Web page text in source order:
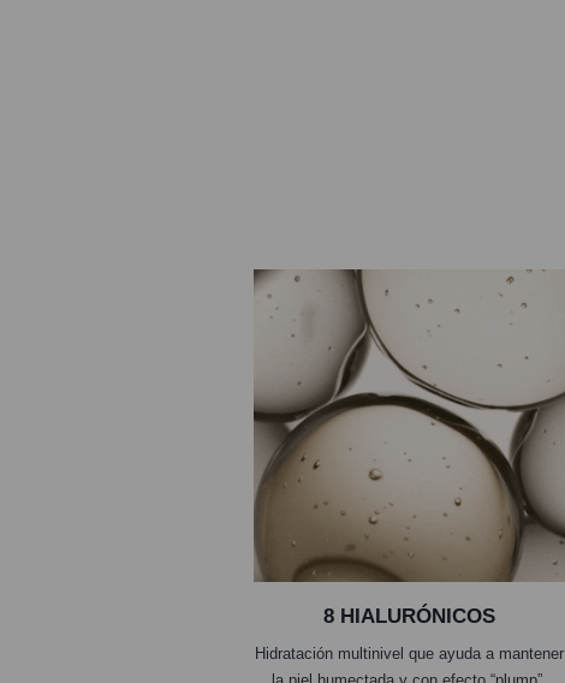
8 HIALURÓNICOS
Hidratación multinivel que ayuda a mantener